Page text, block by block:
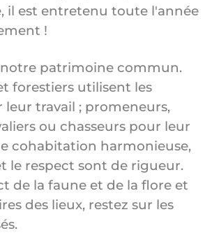
il est entretenu toute l'année
!
patrimoine commun.
forestiers utilisent les
travail ; promeneurs,
ou chasseurs pour leur
cohabitation harmonieuse,
le respect sont de rigueur.
de la faune et de la flore et
des lieux, restez sur les